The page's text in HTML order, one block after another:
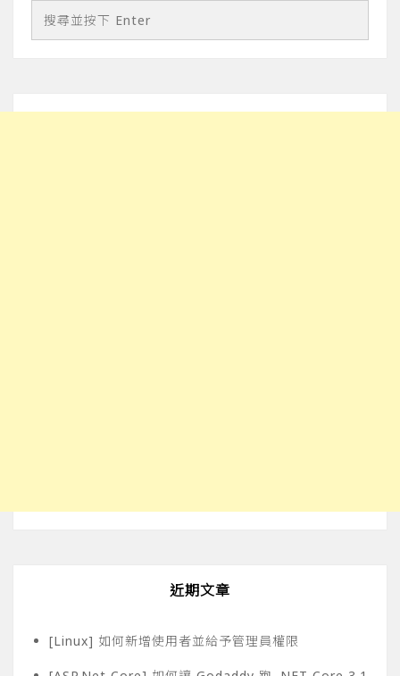
近期文章
[Linux] 如何新增使用者並給予管理員權限